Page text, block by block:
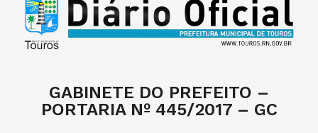
GABINETE DO PREFEITO –
PORTARIA Nº 445/2017 – GC
PERGUNTAS FREQUENTES